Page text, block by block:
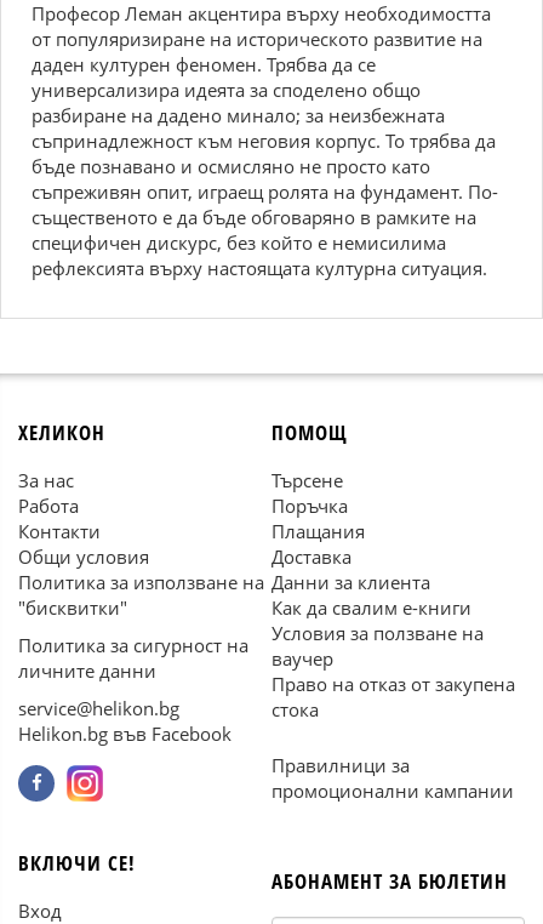
Професор Леман акцентира върху необходимостта
от популяризиране на историческото развитие на
даден културен феномен. Трябва да се
универсализира идеята за споделено общо
разбиране на дадено минало; за неизбежната
съпринадлежност към неговия корпус. То трябва да
бъде познавано и осмисляно не просто като
съпреживян опит, играещ ролята на фундамент. По-
същественото е да бъде обговаряно в рамките на
специфичен дискурс, без който е немисилима
рефлексията върху настоящата културна ситуация.
ХЕЛИКОН
За нас
Работа
Контакти
Общи условия
Политика за използване на
"бисквитки"
Политика за сигурност на
личните данни
service@helikon.bg
Helikon.bg във Facebook
ПОМОЩ
Търсене
Поръчка
Плащания
Доставка
Данни за клиента
Как да свалим е-книги
Условия за ползване на
ваучер
Право на отказ от закупена
стока
Правилници за
промоционални кампании
ВКЛЮЧИ СЕ!
Вход
АБОНАМЕНТ ЗА БЮЛЕТИН